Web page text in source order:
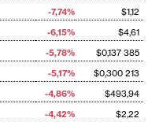
-7,74%
$1,12
-6,15%
$4,61
-5,78%
$0,137 385
-5,17%
$0,300 213
-4,86%
$493,94
-4,42%
$2,22